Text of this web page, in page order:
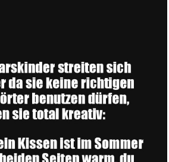
Lern-Spiel-Welt...
Anzeige